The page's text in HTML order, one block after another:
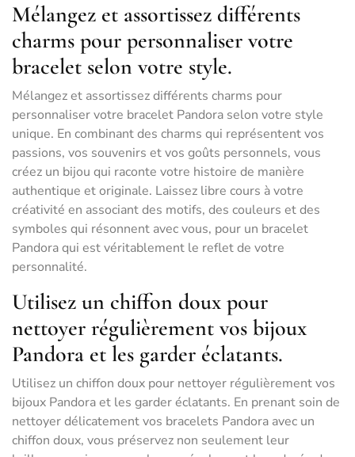
Mélangez et assortissez différents
charms pour personnaliser votre
bracelet selon votre style.
Mélangez et assortissez différents charms pour
personnaliser votre bracelet Pandora selon votre style
unique. En combinant des charms qui représentent vos
passions, vos souvenirs et vos goûts personnels, vous
créez un bijou qui raconte votre histoire de manière
authentique et originale. Laissez libre cours à votre
créativité en associant des motifs, des couleurs et des
symboles qui résonnent avec vous, pour un bracelet
Pandora qui est véritablement le reflet de votre
personnalité.
Utilisez un chiffon doux pour
nettoyer régulièrement vos bijoux
Pandora et les garder éclatants.
Utilisez un chiffon doux pour nettoyer régulièrement vos
bijoux Pandora et les garder éclatants. En prenant soin de
nettoyer délicatement vos bracelets Pandora avec un
chiffon doux, vous préservez non seulement leur